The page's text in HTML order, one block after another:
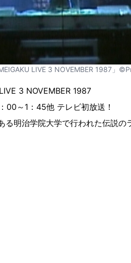
MEIGAKU LIVE 3 NOVEMBER 1987」
3 NOVEMBER 1987
～1：45他 テレビ初放送！
る明治学院大学で行われた伝説の